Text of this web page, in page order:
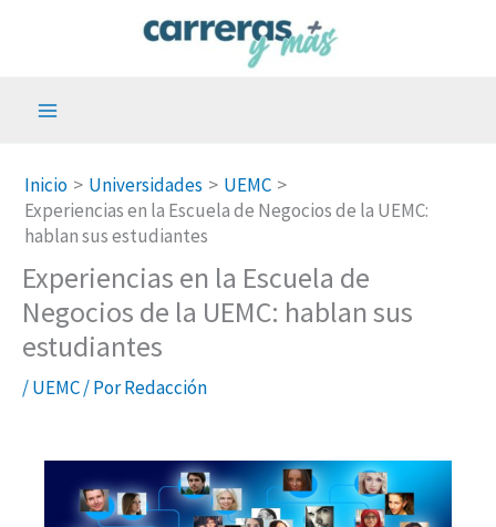
Inicio Universidades
UEMC
Experiencias en la Escuela de Negocios de la UEMC:
hablan sus estudiantes
Experiencias en la Escuela de
Negocios de la UEMC: hablan sus
estudiantes
/UEMC/ PorRedacción